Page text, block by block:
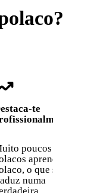
te
poucos não
aprendem
o que se
numa